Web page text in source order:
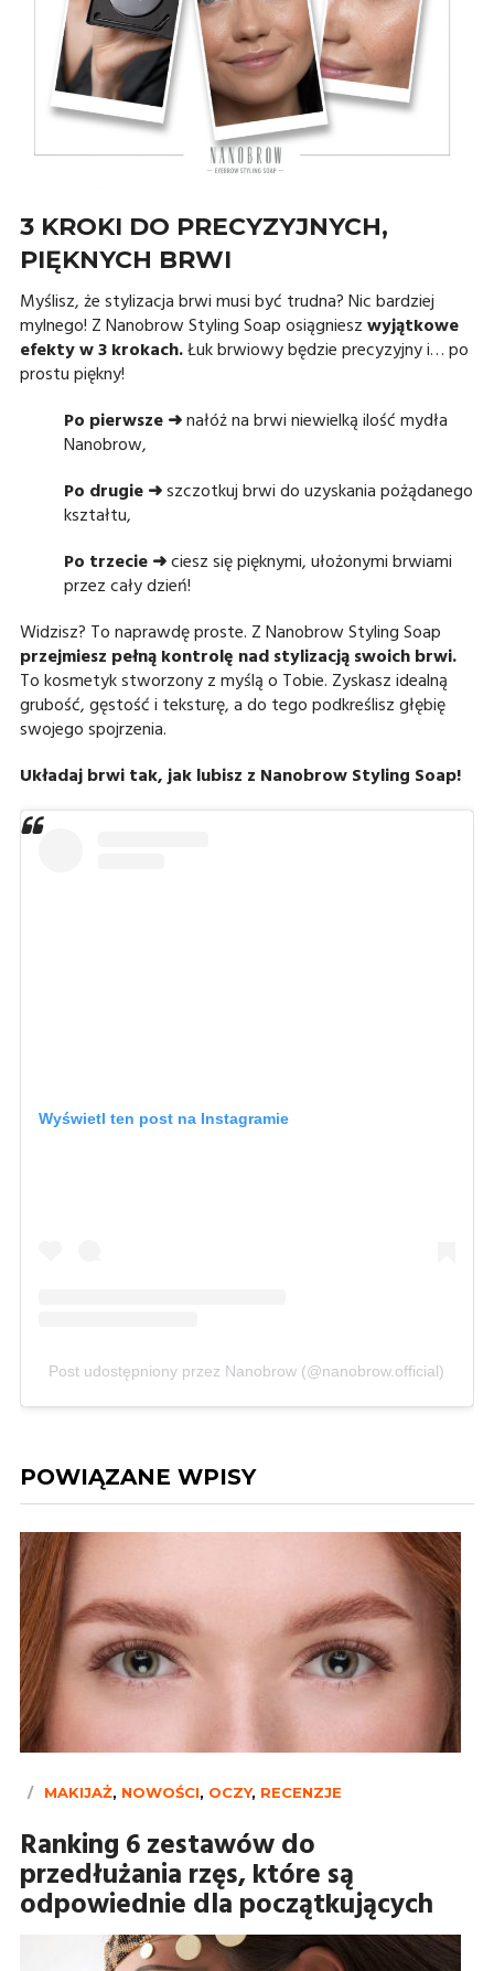
3 KROKI DO PRECYZYJNYCH,
PIĘKNYCH BRWI
Myślisz, że stylizacja brwi musi być trudna? Nic bardziej
mylnego! Z Nanobrow Styling Soap osiągnieszwyjątkowe
efekty w 3 krokach.Łuk brwiowy będzie precyzyjny i… po
prostu piękny!
Po pierwsze ➜nałóż na brwi niewielką ilość mydła
Nanobrow,
Po drugie ➜szczotkuj brwi do uzyskania pożądanego
kształtu,
Po trzecie ➜ciesz się pięknymi, ułożonymi brwiami
przez cały dzień!
Widzisz? To naprawdę proste. Z Nanobrow Styling Soap
przejmiesz pełną kontrolę nad stylizacją swoich brwi.
To kosmetyk stworzony z myślą o Tobie. Zyskasz idealną
grubość, gęstość i teksturę, a do tego podkreślisz głębię
swojego spojrzenia.
Układaj brwi tak, jak lubisz z Nanobrow Styling Soap!
Wyświetl ten post na Instagramie
Post udostępniony przez Nanobrow (@nanobrow.official)
POWIĄZANE WPISY
MAKIJAŻ, NOWOŚCI, OCZY, RECENZJE
Ranking 6 zestawów do
przedłużania rzęs, które są
odpowiednie dla początkujących